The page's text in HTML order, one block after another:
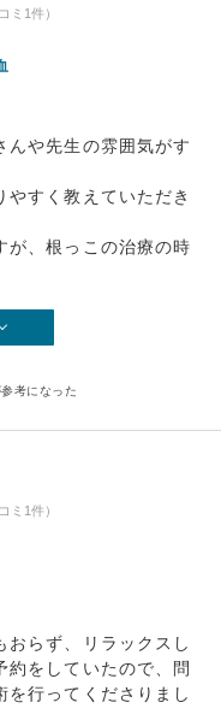
ミ1件）
んや先生の雰囲気がす
すく教えていただき
が、根っこの治療の時
考になった
ミ1件）
おらず、リラックスし
約をしていたので、問
を行ってくださりまし